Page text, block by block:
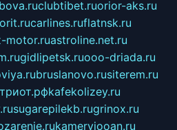
clubtibet.ruorior-aks.ru
carlines.ruflatnsk.ru
motor.ruastroline.net.ru
gidlipetsk.ruooo-driada.ru
bruslanovo.rusiterem.ru
kafekolizey.ru
sugarepilekb.rugrinox.ru
kameryjooan.ru